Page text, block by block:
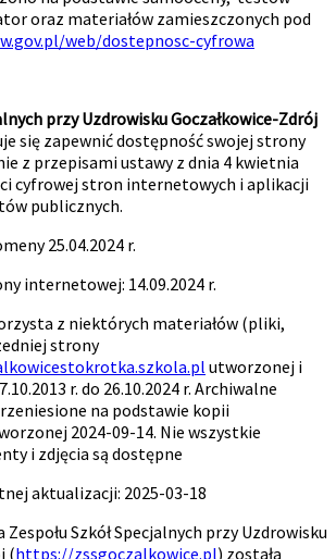
oraz materiałów zamieszczonych pod
web/dostepnosc-cyfrowa
przy Uzdrowisku Goczałkowice-Zdrój
się zapewnić dostępność swojej strony
z przepisami ustawy z dnia 4 kwietnia
cyfrowej stron internetowych i aplikacji
publicznych.
25.04.2024 r.
internetowej: 14.09.2024 r.
z niektórych materiałów (pliki,
strony
utworzonej i
r. do 26.10.2024 r. Archiwalne
na podstawie kopii
2024-09-14. Nie wszystkie
i zdjęcia są dostępne
aktualizacji: 2025-03-18
Szkół Specjalnych przy Uzdrowisku
(https://zssgoczalkowice.pl) została